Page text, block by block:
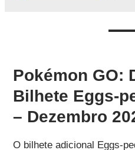
Pokémon GO:
Bilhete Eggs-
– Dezembro
O bilhete adicional Eggs-